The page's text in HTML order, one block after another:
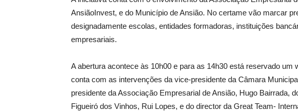
AnsiãoInvest, e do Município de Ansião. No certame vão marcar
designadamente escolas, entidades formadoras, instituições
empresariais.
A abertura acontece às 10h00 e para as 14h30 está reservado um
conta com as intervenções da vice-presidente da Câmara
presidente da Associação Empresarial de Ansião, Hugo Bairrada,
Figueiró dos Vinhos, Rui Lopes, e do director da Great Team-